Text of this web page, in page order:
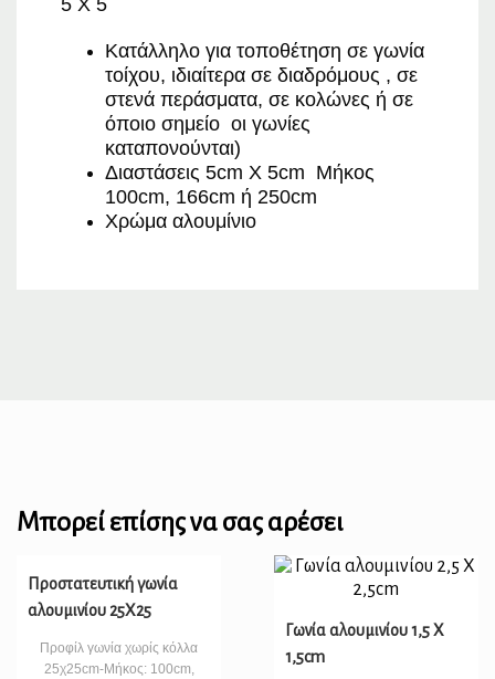
5 Χ 5
Κατάλληλο για τοποθέτηση σε γωνία
τοίχου, ιδιαίτερα σε διαδρόμους , σε
στενά περάσματα, σε κολώνες ή σε
όποιο σημείο οι γωνίες
καταπονούνται)
Διαστάσεις 5cm X 5cm Μήκος
100cm, 166cm ή 250cm
Χρώμα αλουμίνιο
Μπορεί επίσης να σας αρέσει
Προστατευτική γωνία
αλουμινίου 25Χ25
Προφίλ γωνία χωρίς κόλλα
25χ25cm-Μήκος: 100cm,
Γωνία αλουμινίου 1,5 Χ
1,5cm